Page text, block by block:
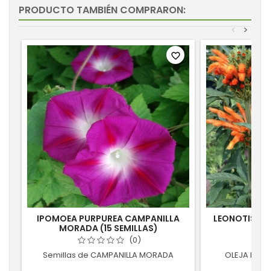
PRODUCTO TAMBIÉN COMPRARON:
>
<
IPOMOEA PURPUREA CAMPANILLA
MORADA (15 SEMILLAS)
(0)
Semillas de CAMPANILLA MORADA
favorite_border
LEONOTIS
OLEJA DE